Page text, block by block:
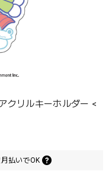
クリルキーホルダー <
払いでOK